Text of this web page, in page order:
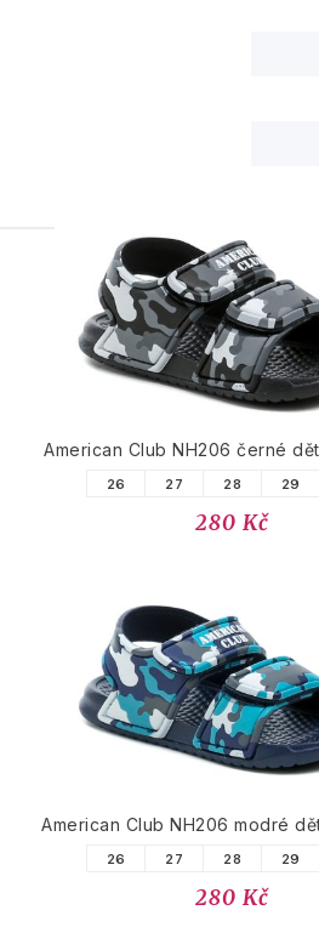
PODOBNÉ
American Club NH206 černé
26 27 28 29
280 Kč
American Club NH206 modré
26 27 28 29
280 Kč